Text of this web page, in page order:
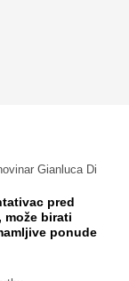
Gianluca Di
pred
može birati
ponude